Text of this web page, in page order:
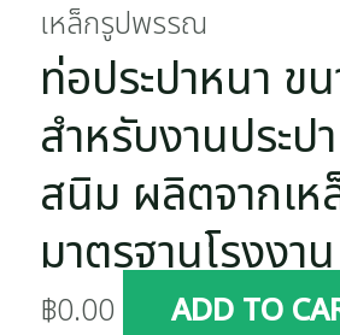
เหล็กรูปพรรณ
ท่อประปาหนา ข
สำหรับงานประป
สนิม ผลิตจากเ
มาตรฐานโรงงาน
฿0.00 ADD TO